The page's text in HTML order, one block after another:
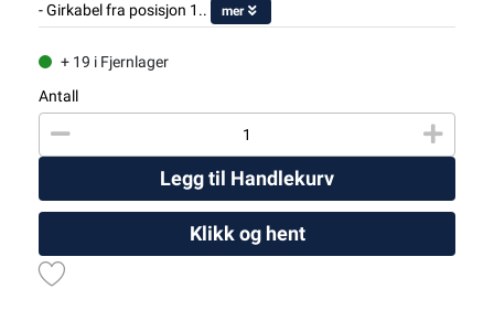
- Girkabel fra posisjon 1.. mer
+ 19 i Fjernlager
Antall
Legg til Handlekurv
Klikk og hent